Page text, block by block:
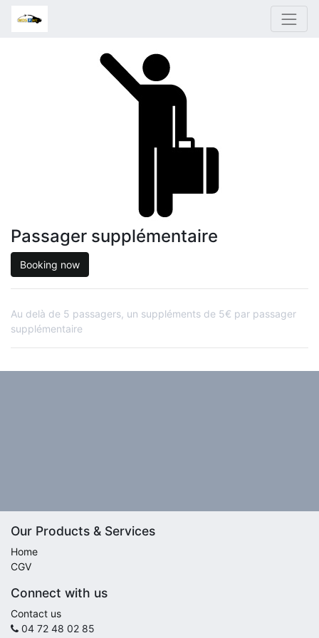
Passager supplémentaire
Booking now
Au delà de 5 passagers, un suppléments de 5€ par passager
supplémentaire
Our Products & Services
Home
CGV
Connect with us
Contact us
04 72 48 02 85